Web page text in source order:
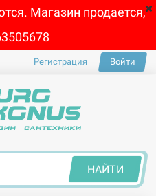
Магазин продается,
Регистрация Войти
НАЙТИ